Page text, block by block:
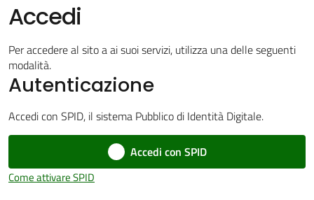
Servizi
Vivere
Accedi
Per accedere al sito a ai suoi servizi, utilizza una delle seguenti
modalità.
Autenticazione
Accedi con SPID, il sistema Pubblico di Identità Digitale.
Accedi con SPID
Come attivare SPID